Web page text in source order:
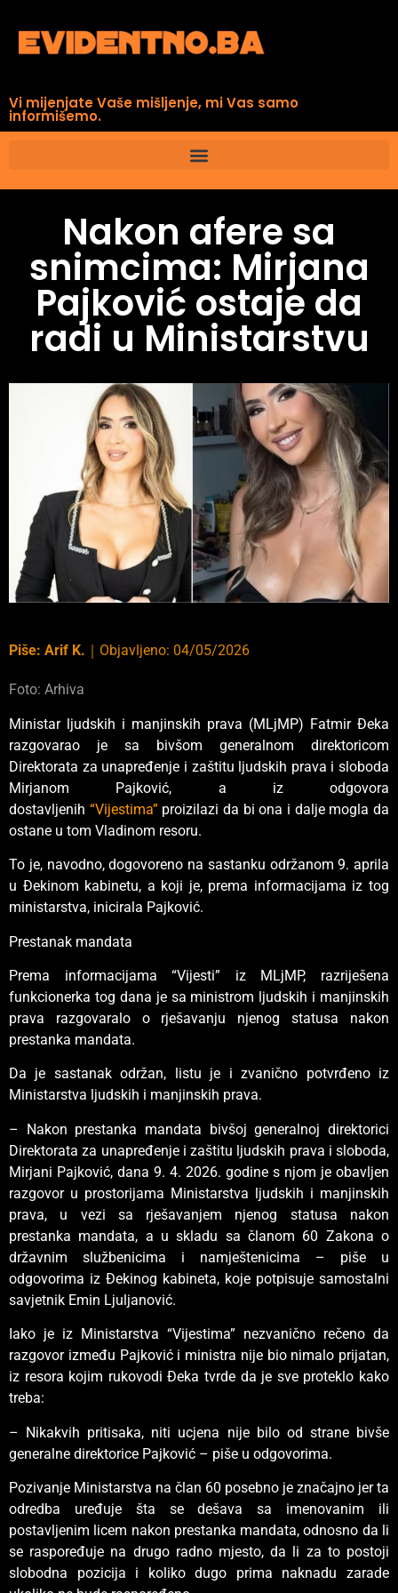
Vi mijenjate Vaše mišljenje, mi Vas samo
informišemo.
Nakon afere sa
snimcima: Mirjana
Pajković ostaje da
radi u Ministarstvu
Piše: Arif K. Objavljeno: 04/05/2026
Foto: Arhiva
Ministar ljudskih i manjinskih prava (MLjMP) Fatmir Đeka
razgovarao je sa bivšom generalnom direktoricom
Direktorata za unapređenje i zaštitu ljudskih prava i sloboda
Mirjanom Pajković, a iz odgovora
dostavljenih “Vijestima” proizilazi da bi ona i dalje mogla da
ostane u tom Vladinom resoru.
To je, navodno, dogovoreno na sastanku održanom 9. aprila
u Đekinom kabinetu, a koji je, prema informacijama iz tog
ministarstva, inicirala Pajković.
Prestanak mandata
Prema informacijama “Vijesti” iz MLjMP, razriješena
funkcionerka tog dana je sa ministrom ljudskih i manjinskih
prava razgovaralo o rješavanju njenog statusa nakon
prestanka mandata.
Da je sastanak održan, listu je i zvanično potvrđeno iz
Ministarstva ljudskih i manjinskih prava.
– Nakon prestanka mandata bivšoj generalnoj direktorici
Direktorata za unapređenje i zaštitu ljudskih prava i sloboda,
Mirjani Pajković, dana 9. 4. 2026. godine s njom je obavljen
razgovor u prostorijama Ministarstva ljudskih i manjinskih
prava, u vezi sa rješavanjem njenog statusa nakon
prestanka mandata, a u skladu sa članom 60 Zakona o
državnim službenicima i namještenicima – piše u
odgovorima iz Đekinog kabineta, koje potpisuje samostalni
savjetnik Emin Ljuljanović.
Iako je iz Ministarstva “Vijestima” nezvanično rečeno da
razgovor između Pajković i ministra nije bio nimalo prijatan,
iz resora kojim rukovodi Đeka tvrde da je sve proteklo kako
treba:
– Nikakvih pritisaka, niti ucjena nije bilo od strane bivše
generalne direktorice Pajković – piše u odgovorima.
Pozivanje Ministarstva na član 60 posebno je značajno jer ta
odredba uređuje šta se dešava sa imenovanim ili
postavljenim licem nakon prestanka mandata, odnosno da li
se raspoređuje na drugo radno mjesto, da li za to postoji
slobodna pozicija i koliko dugo prima naknadu zarade